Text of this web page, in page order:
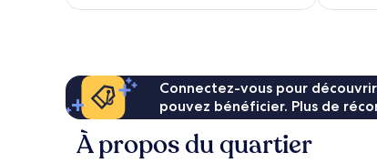
Connectez-vous pour
pouvez bénéficier. Plus de
À propos du quartier